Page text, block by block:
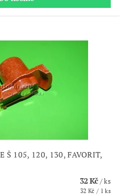
Š 105, 120, 130, FAVORIT,
32 Kč/ ks
32 Kč / 1 ks